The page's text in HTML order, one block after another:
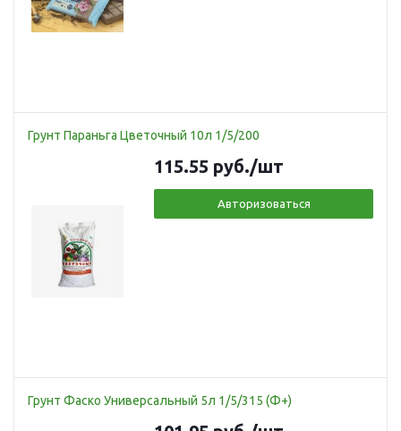
Грунт Параньга Цветочный 10л 1/5/200
115.55 руб./шт
Авторизоваться
Грунт Фаско Универсальный 5л 1/5/315 (Ф+)